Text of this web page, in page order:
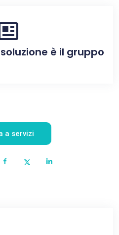
è il gruppo
a servizi